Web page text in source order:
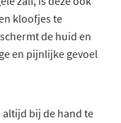
kloofjes te
de huid en
en pijnlijke gevoel
altijd bij de hand te